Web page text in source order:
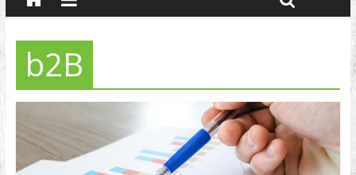
b2B